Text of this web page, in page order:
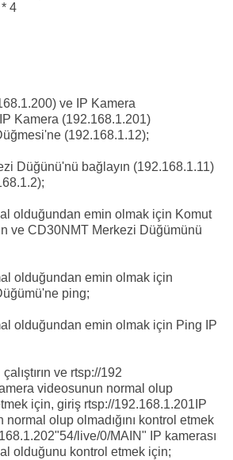
4
ve IP Kamera
Kamera (192.168.1.201)
(192.168.1.12);
Düğünü'nü bağlayın (192.168.1.11)
olduğundan emin olmak için Komut
ve CD30NMT Merkezi Düğümünü
olduğundan emin olmak için
ping;
olduğundan emin olmak için Ping IP
ve rtsp://192
videosunun normal olup
için, giriş rtsp://192.168.1.201IP
olup olmadığını kontrol etmek
live/0/MAIN" IP kamerası
olduğunu kontrol etmek için;